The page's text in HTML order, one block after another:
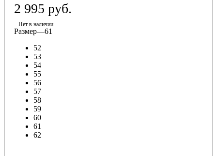
2 995 руб.
Нет в наличии
Размер—61
52
53
54
55
56
57
58
59
60
61
62